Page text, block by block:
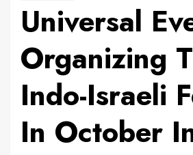
Universal
Organizing
Indo-Israeli
In October